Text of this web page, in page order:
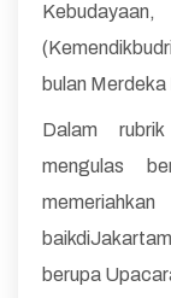
bulan Merdeka
Dalam
mengulas
berupa